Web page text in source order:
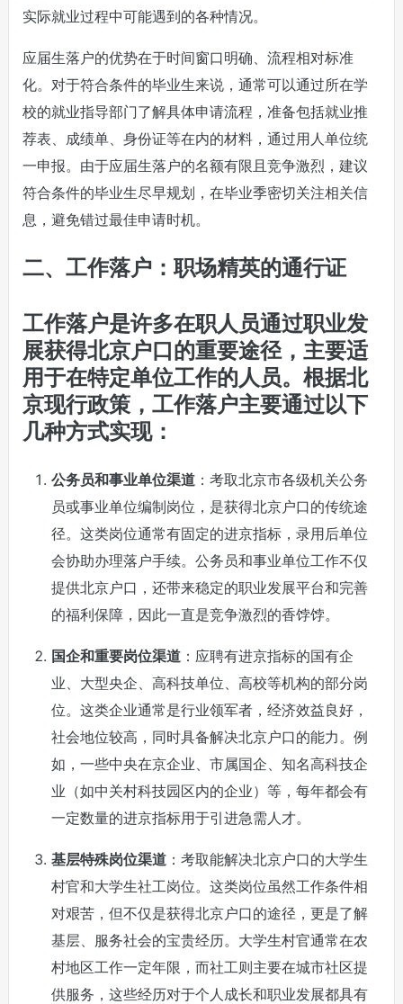
实际就业过程中可能遇到的各种情况。
应届生落户的优势在于时间窗口明确、流程相对标准
化。对于符合条件的毕业生来说，通常可以通过所在学
校的就业指导部门了解具体申请流程，准备包括就业推
荐表、成绩单、身份证等在内的材料，通过用人单位统
一申报。由于应届生落户的名额有限且竞争激烈，建议
符合条件的毕业生尽早规划，在毕业季密切关注相关信
息，避免错过最佳申请时机。
二、工作落户：职场精英的通行证
工作落户是许多在职人员通过职业发
展获得北京户口的重要途径，主要适
用于在特定单位工作的人员。根据北
京现行政策，工作落户主要通过以下
几种方式实现：
公务员和事业单位渠道：考取北京市各级机关公务
员或事业单位编制岗位，是获得北京户口的传统途
径。这类岗位通常有固定的进京指标，录用后单位
会协助办理落户手续。公务员和事业单位工作不仅
提供北京户口，还带来稳定的职业发展平台和完善
的福利保障，因此一直是竞争激烈的香饽饽。
国企和重要岗位渠道：应聘有进京指标的国有企
业、大型央企、高科技单位、高校等机构的部分岗
位。这类企业通常是行业领军者，经济效益良好，
社会地位较高，同时具备解决北京户口的能力。例
如，一些中央在京企业、市属国企、知名高科技企
业（如中关村科技园区内的企业）等，每年都会有
一定数量的进京指标用于引进急需人才。
基层特殊岗位渠道：考取能解决北京户口的大学生
村官和大学生社工岗位。这类岗位虽然工作条件相
对艰苦，但不仅是获得北京户口的途径，更是了解
基层、服务社会的宝贵经历。大学生村官通常在农
村地区工作一定年限，而社工则主要在城市社区提
供服务，这些经历对于个人成长和职业发展都具有